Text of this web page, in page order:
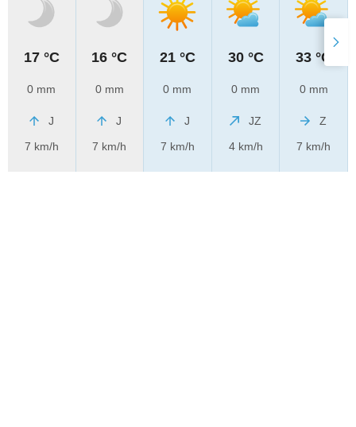
17 °C
0 mm
J
7 km/h
16 °C
0 mm
J
7 km/h
21 °C
0 mm
J
7 km/h
30 °C
0 mm
JZ
4 km/h
33 °C
0 mm
Z
7 km/h